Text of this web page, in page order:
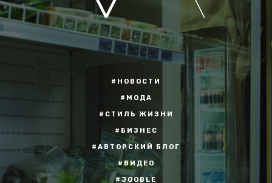
#НОВОСТИ
#МОДА
#СТИЛЬ ЖИЗНИ
#БИЗНЕС
#АВТОРСКИЙ БЛОГ
#ВИДЕО
#JOOBLE